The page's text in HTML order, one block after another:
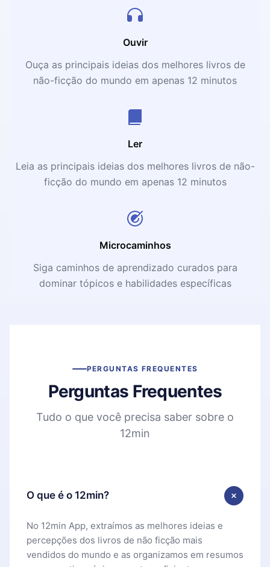
Ouvir
Ouça as principais ideias dos melhores livros de
não-ficção do mundo em apenas 12 minutos
Ler
Leia as principais ideias dos melhores livros de não-
ficção do mundo em apenas 12 minutos
Microcaminhos
Siga caminhos de aprendizado curados para
dominar tópicos e habilidades específicas
PERGUNTAS FREQUENTES
Perguntas Frequentes
Tudo o que você precisa saber sobre o
12min
O que é o 12min?
No 12min App, extraímos as melhores ideias e
percepções dos livros de não ficção mais
vendidos do mundo e as organizamos em resumos